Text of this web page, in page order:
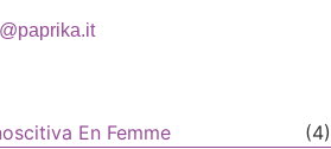
En Femme
(4)